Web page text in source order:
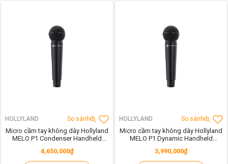
HOLLYLAND So sánh
Micro cầm tay không dây Hollyland
MELO P1 Condenser Handheld
4,650,000₫
HOLLYLAND So sánh
Micro cầm tay không dây Hollyland
MELO P1 Dynamic Handheld
3,990,000₫